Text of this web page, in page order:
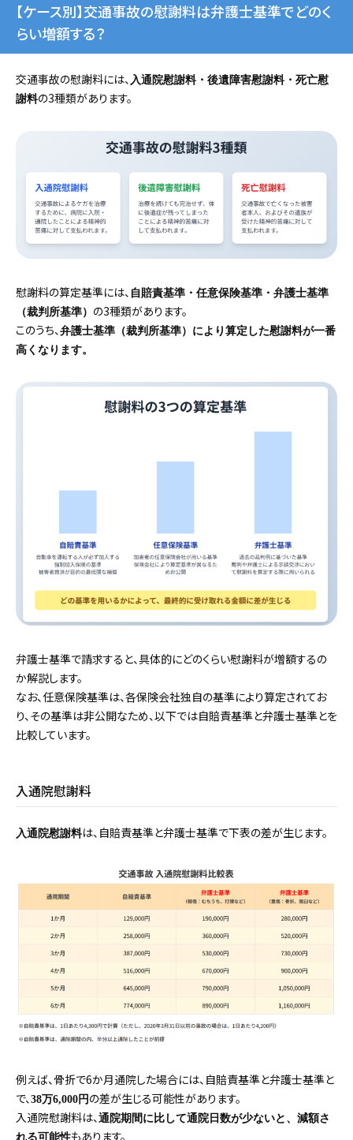
【ケース別】交通事故の慰謝料は弁護士基準でどのく
らい増額する？
交通事故の慰謝料には、 入通院慰謝料・後遺障害慰謝料・死亡慰
謝料の3種類があります。
慰謝料の算定基準には、 自賠責基準・任意保険基準・弁護士基準
（裁判所基準） の3種類があります。
このうち、弁護士基準（裁判所基準）により算定した慰謝料が一番
高くなります。
弁護士基準で請求すると、具体的にどのくらい慰謝料が増額するの
か解説します。
なお、任意保険基準は、各保険会社独自の基準により算定されてお
り、その基準は非公開なため、以下では自賠責基準と弁護士基準とを
比較しています。
入通院慰謝料
入通院慰謝料は、自賠責基準と弁護士基準で下表の差が生じます。
例えば、骨折で6か月通院した場合には、自賠責基準と弁護士基準と
で、 38万6,000円 の差が生じる可能性があります。
入通院慰謝料は、 通院期間に比して通院日数が少ないと、減額さ
れる可能性もあります。